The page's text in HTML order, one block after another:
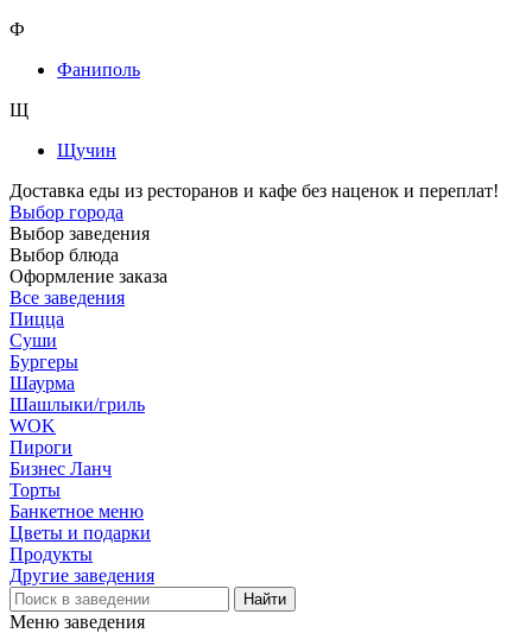
Ф
Фаниполь
Щ
Щучин
Доставка еды из ресторанов и кафе без наценок и переплат!
Выбор города
Выбор заведения
Выбор блюда
Оформление заказа
Все заведения
Пицца
Суши
Бургеры
Шаурма
Шашлыки/гриль
WOK
Пироги
Бизнес Ланч
Торты
Банкетное меню
Цветы и подарки
Продукты
Другие заведения
Меню заведения